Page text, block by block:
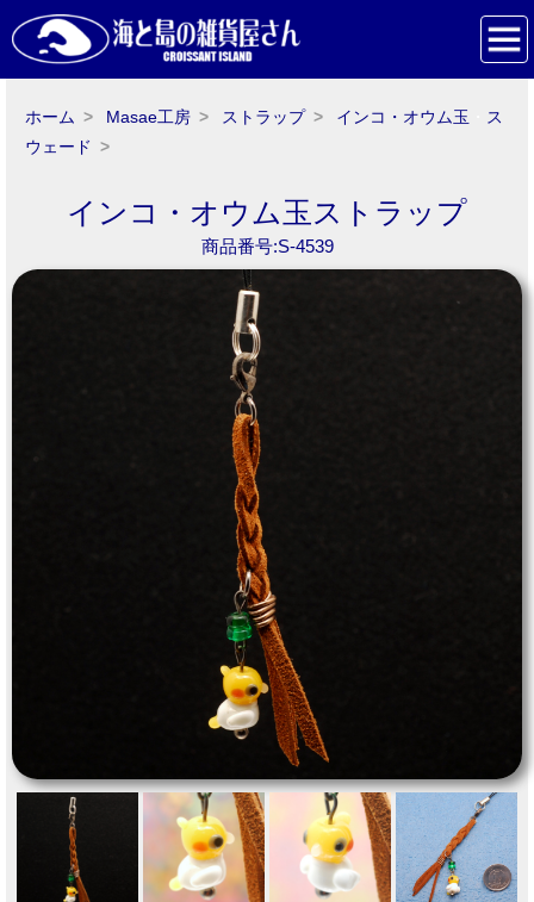
ホーム Masae工房 ストラップ インコ・オウム玉
ス
ウェード
インコ・オウム玉ストラップ
商品番号:S-4539